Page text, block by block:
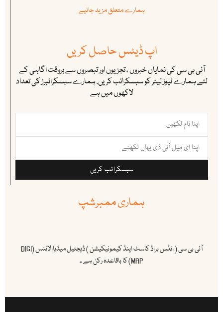
ہمارے متعلق مزید جانیے
اپ ڈیٹس حاصل کریں
آئی بی سی کی نمایاں خبروں ، تجزیوں اور تبصروں سے بروقت اگاہی کے
لئے ہمارے نیوز لیٹر کو سبسکرائب کریں. ہمارے سبسکرائبرز کی تعداد
لاکھوں میں ہے
سبسکرائب کریں
ہماری ممبرشپ
آئی بی سی ( انڈس براڈ کاسٹ اینڈ کیمونیکیشن ) ڈیجٹیل میڈیاالائنس (DIGI
MAP) کا باقاعدہ رکن ہے ۔